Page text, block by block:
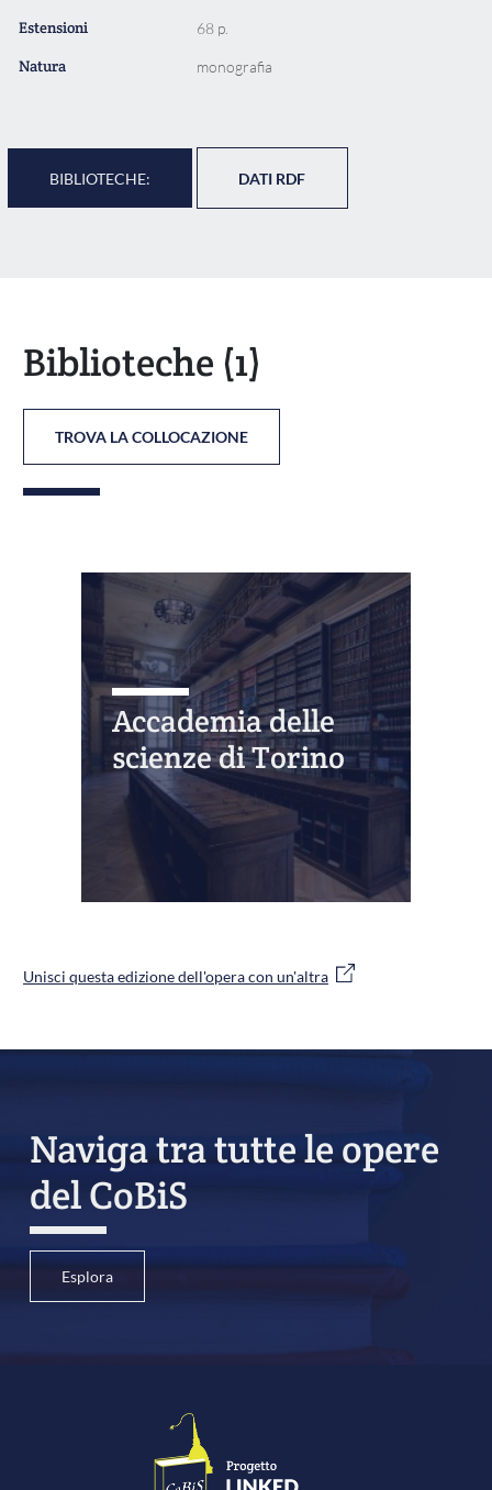
Estensioni 68 p.
Natura monografia
BIBLIOTECHE: DATI RDF
Biblioteche (1)
TROVA LA COLLOCAZIONE
Accademia delle
scienze di Torino
Unisci questa edizione dell'opera con un'altra
Naviga tra tutte le opere
del CoBiS
Esplora